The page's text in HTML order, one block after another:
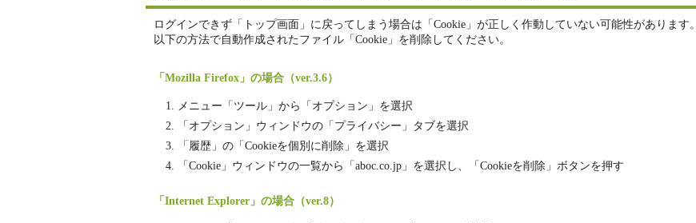
ログインできず「トップ画面」に戻ってしまう場合は「Cookie」が正しく作動していない可能性があります。
以下の方法で自動作成されたファイル「Cookie」を削除してください。
「Mozilla Firefox」の場合（ver.3.6）
メニュー「ツール」から「オプション」を選択
「オプション」ウィンドウの「プライバシー」タブを選択
「履歴」の「Cookieを個別に削除」を選択
「Cookie」ウィンドウの一覧から「aboc.co.jp」を選択し、「Cookieを削除」ボタンを押す
「Internet Explorer」の場合（ver.8）